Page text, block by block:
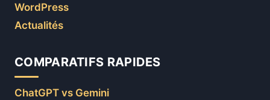
WordPress
Actualités
COMPARATIFS RAPIDES
ChatGPT vs Gemini